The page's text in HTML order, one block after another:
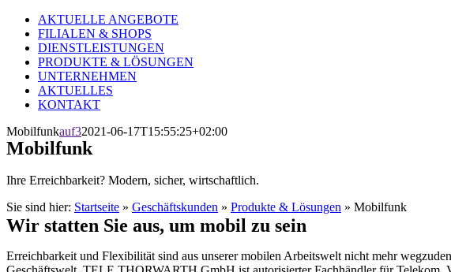
AKTUELLE ANGEBOTE
FILIALEN & SHOPS
DIENSTLEISTUNGEN
PRODUKTE & LÖSUNGEN
UNTERNEHMEN
AKTUELLES
KONTAKT
Mobilfunkauf32021-06-17T15:55:25+02:00
Mobilfunk
Ihre Erreichbarkeit? Modern, sicher, wirtschaftlich.
Sie sind hier: Startseite » Geschäftskunden » Produkte & Lösungen » Mobilfunk
Wir statten Sie aus, um mobil zu sein
Erreichbarkeit und Flexibilität sind aus unserer mobilen Arbeitswelt nicht mehr